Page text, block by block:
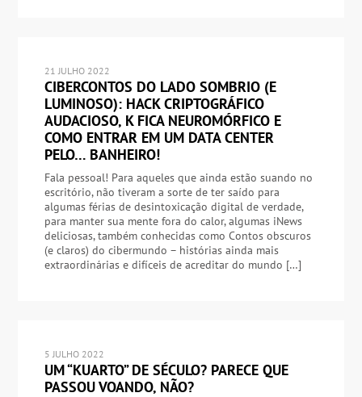
21 JULHO 2022
CIBERCONTOS DO LADO SOMBRIO (E
LUMINOSO): HACK CRIPTOGRÁFICO
AUDACIOSO, K FICA NEUROMÓRFICO E
COMO ENTRAR EM UM DATA CENTER
PELO… BANHEIRO!
Fala pessoal! Para aqueles que ainda estão suando no
escritório, não tiveram a sorte de ter saído para
algumas férias de desintoxicação digital de verdade,
para manter sua mente fora do calor, algumas iNews
deliciosas, também conhecidas como Contos obscuros
(e claros) do cibermundo – histórias ainda mais
extraordinárias e difíceis de acreditar do mundo […]
5 JULHO 2022
UM “KUARTO” DE SÉCULO? PARECE QUE
PASSOU VOANDO, NÃO?